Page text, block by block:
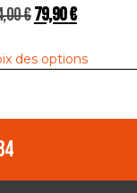
€79,90€
des options